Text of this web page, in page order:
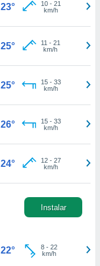
23° 10- 21
km/h
25° 11 - 21
km/h
25° 15- 33
km/h
26° 15- 33
km/h
24° 12- 27
km/h
Instalar
22° 8- 22
km/h